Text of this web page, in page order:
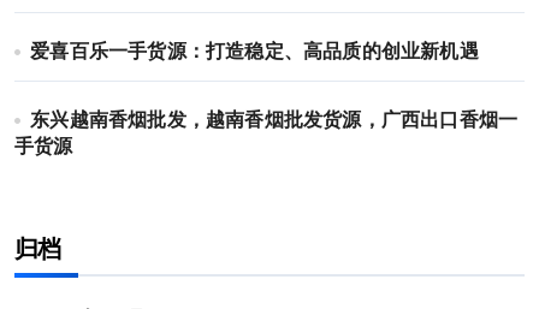
爱喜百乐一手货源：打造稳定、高品质的创业新机遇
东兴越南香烟批发，越南香烟批发货源，广西出口香烟一
手货源
归档